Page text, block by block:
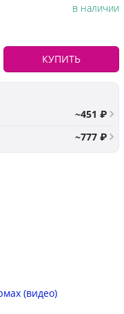
в наличии
КУПИТЬ
~451 ₽
~777 ₽
(видео)